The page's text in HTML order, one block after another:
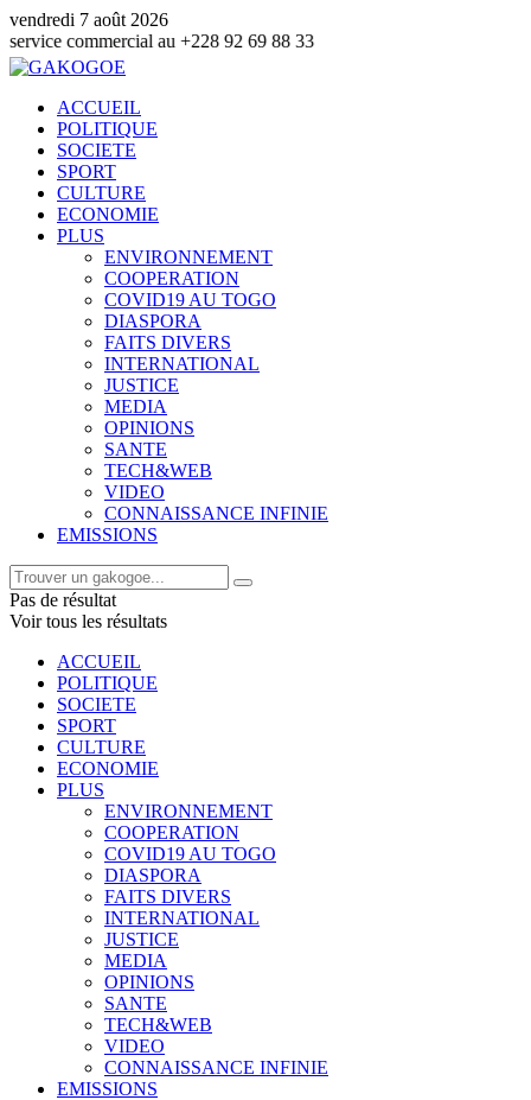
vendredi 7 août 2026
au +228 92 69 88 33
ACCUEIL
POLITIQUE
SOCIETE
SPORT
CULTURE
ECONOMIE
PLUS
ENVIRONNEMENT
COOPERATION
COVID19 AU TOGO
DIASPORA
FAITS DIVERS
INTERNATIONAL
JUSTICE
MEDIA
OPINIONS
SANTE
TECH&WEB
VIDEO
CONNAISSANCE INFINIE
EMISSIONS
Pas de résultat
Voir tous les résultats
ACCUEIL
POLITIQUE
SOCIETE
SPORT
CULTURE
ECONOMIE
PLUS
ENVIRONNEMENT
COOPERATION
COVID19 AU TOGO
DIASPORA
FAITS DIVERS
INTERNATIONAL
JUSTICE
MEDIA
OPINIONS
SANTE
TECH&WEB
VIDEO
CONNAISSANCE INFINIE
EMISSIONS